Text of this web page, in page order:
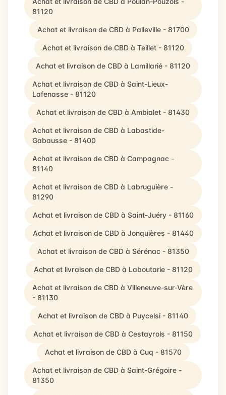
81120
Achat et livraison de CBD à Palleville - 81700
Achat et livraison de CBD à Teillet - 81120
Achat et livraison de CBD à Lamillarié - 81120
Achat et livraison de CBD à Saint-Lieux-
Lafenasse - 81120
Achat et livraison de CBD à Ambialet - 81430
Achat et livraison de CBD à Labastide-
Gabausse - 81400
Achat et livraison de CBD à Campagnac -
81140
Achat et livraison de CBD à Labruguière -
81290
Achat et livraison de CBD à Saint-Juéry - 81160
Achat et livraison de CBD à Jonquières - 81440
Achat et livraison de CBD à Sérénac - 81350
Achat et livraison de CBD à Laboutarie - 81120
Achat et livraison de CBD à Villeneuve-sur-Vère
- 81130
Achat et livraison de CBD à Puycelsi - 81140
Achat et livraison de CBD à Cestayrols - 81150
Achat et livraison de CBD à Cuq - 81570
Achat et livraison de CBD à Saint-Grégoire -
81350